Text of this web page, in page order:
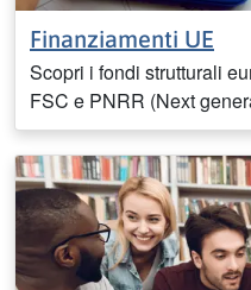
Finanziamenti UE
Scopri i fondi strutturali
FSC e PNRR (Next